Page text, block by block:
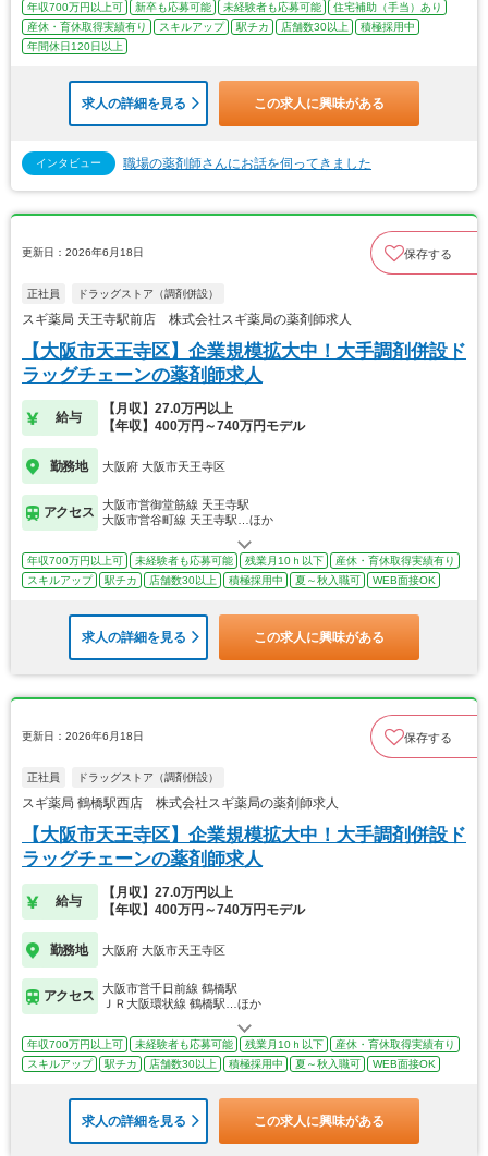
年収700万円以上可 新卒も応募可能 未経験者も応募可能
住宅補助（手当）あり
産休・育休取得実績有り
スキルアップ 駅チカ 店舗数30以上
積極採用中
年間休日120日以上
求人の詳細を見る この求人に興味がある
インタビュー 職場の薬剤師さんにお話を伺ってきました
更新日：2026年6月18日 保存する
正社員 ドラッグストア（調剤併設）
スギ薬局 天王寺駅前店 株式会社スギ薬局の薬剤師求人
【大阪市天王寺区】企業規模拡大中！大手調剤併設ド
ラッグチェーンの薬剤師求人
給与
【月収】27.0万円以上
【年収】400万円～740万円モデル
勤務地 大阪府 大阪市天王寺区
アクセス
大阪市営御堂筋線 天王寺駅
大阪市営谷町線 天王寺駅…ほか
年収700万円以上可 未経験者も応募可能 残業月10ｈ以下
産休・育休取得実績有り
スキルアップ
駅チカ 店舗数30以上 積極採用中 夏～秋入職可 WEB面接OK
求人の詳細を見る この求人に興味がある
更新日：2026年6月18日 保存する
正社員 ドラッグストア（調剤併設）
スギ薬局 鶴橋駅西店 株式会社スギ薬局の薬剤師求人
【大阪市天王寺区】企業規模拡大中！大手調剤併設ド
ラッグチェーンの薬剤師求人
給与
【月収】27.0万円以上
【年収】400万円～740万円モデル
勤務地 大阪府 大阪市天王寺区
アクセス
大阪市営千日前線 鶴橋駅
ＪＲ大阪環状線 鶴橋駅…ほか
年収700万円以上可 未経験者も応募可能 残業月10ｈ以下
産休・育休取得実績有り
スキルアップ
駅チカ 店舗数30以上 積極採用中 夏～秋入職可 WEB面接OK
求人の詳細を見る この求人に興味がある